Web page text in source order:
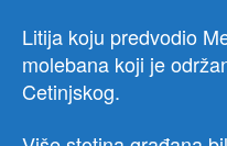
Litija koju predvodio
molebana koji je
Cetinjskog.